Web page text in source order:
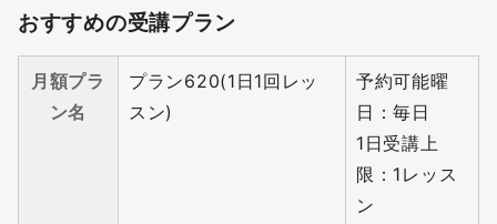
おすすめの受講プラン
月額プラ
ン名
プラン620(1日1回レッ
スン)
予約可能曜
日：毎日
1日受講上
限：1レッス
ン